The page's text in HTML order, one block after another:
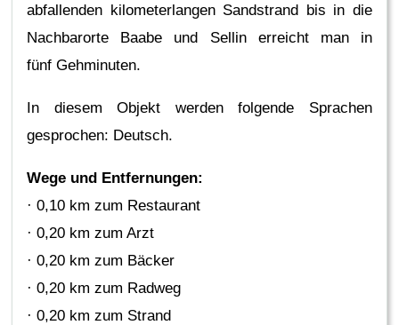
abfallenden kilometerlangen Sandstrand bis in die
Nachbarorte Baabe und Sellin erreicht man in
fünf Gehminuten.
In diesem Objekt werden folgende Sprachen
gesprochen: Deutsch.
Wege und Entfernungen:
· 0,10 km zum Restaurant
· 0,20 km zum Arzt
· 0,20 km zum Bäcker
· 0,20 km zum Radweg
· 0,20 km zum Strand